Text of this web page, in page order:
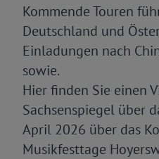
Kommende Touren
Deutschland und
Einladungen nach
sowie.
Hier finden Sie einen
Sachsenspiegel über
April 2026 über das
Musikfesttage